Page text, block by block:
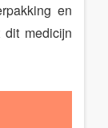
en
medicijn